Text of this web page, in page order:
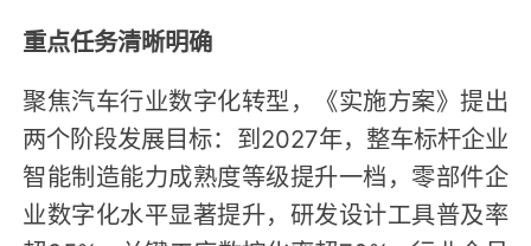
重点任务清晰明确
聚焦汽车行业数字化转型，《实施方案》提出
两个阶段发展目标：到2027年，整车标杆企业
智能制造能力成熟度等级提升一档，零部件企
业数字化水平显著提升，研发设计工具普及率